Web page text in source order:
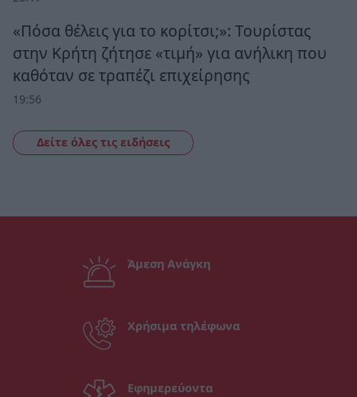
«Πόσα θέλεις για το κορίτσι;»: Τουρίστας
στην Κρήτη ζήτησε «τιμή» για ανήλικη που
καθόταν σε τραπέζι επιχείρησης
19:56
Δείτε όλες τις ειδήσεις
Άμεση Ανάγκη
Χρήσιμα τηλέφωνα
Εφημερεύοντα